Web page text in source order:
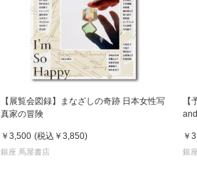
【展覧会図録】まなざしの奇跡 日本女性写
真家の冒険
￥3,500 (税込 ￥3,850)
銀座 蔦屋書店
￥
銀